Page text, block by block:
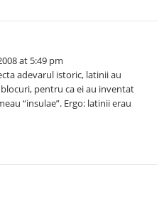
at 5:49 pm
adevarul istoric, latinii au
pentru ca ei au inventat
“insulae”. Ergo: latinii erau